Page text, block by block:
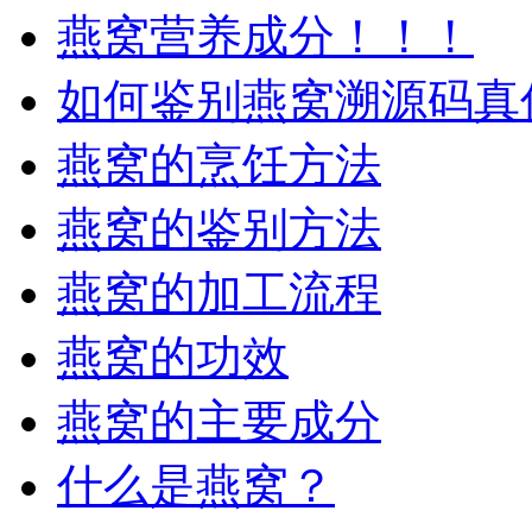
燕窝营养成分！！！
如何鉴别燕窝溯源码真
燕窝的烹饪方法
燕窝的鉴别方法
燕窝的加工流程
燕窝的功效
燕窝的主要成分
什么是燕窝？